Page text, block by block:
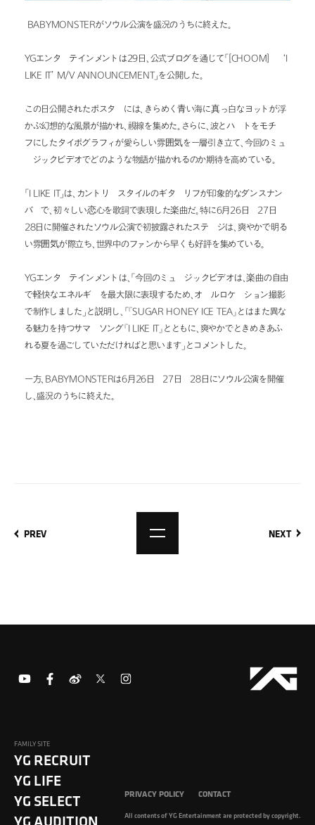
BABYMONSTERがソウル公演を盛況のうちに終えた。
YGエンターテインメントは29日、公式ブログを通じて「[CHOOM] – ‘I
LIKE IT’ M/V ANNOUNCEMENT」を公開した。
この日公開されたポスターには、きらめく青い海に真っ白なヨットが浮
かぶ幻想的な風景が描かれ、視線を集めた。さらに、波とハートをモチー
フにしたタイポグラフィが愛らしい雰囲気を一層引き立て、今回のミュ
ージックビデオでどのような物語が描かれるのか期待を高めている。
「I LIKE IT」は、カントリースタイルのギターリフが印象的なダンスナン
バーで、初々しい恋心を歌詞で表現した楽曲だ。特に6月26日・27日・
28日に開催されたソウル公演で初披露されたステージは、爽やかで明る
い雰囲気が際立ち、世界中のファンから早くも好評を集めている。
YGエンターテインメントは、「今回のミュージックビデオは、楽曲の自由
で軽快なエネルギーを最大限に表現するため、オールロケーション撮影
で制作しました」と説明し、「『SUGAR HONEY ICE TEA』とはまた異な
る魅力を持つサマーソング『I LIKE IT』とともに、爽やかでときめきあふ
れる夏を過ごしていただければと思います」とコメントした。
一方、BABYMONSTERは6月26日・27日・28日にソウル公演を開催
し、盛況のうちに終えた。
PREV NEXT
FAMILY SITE
YG RECRUIT
YG LIFE
YG SELECT
YG AUDITION
PRIVACY POLICY CONTACT
All contents of YG Entertainment are protected by copyright.